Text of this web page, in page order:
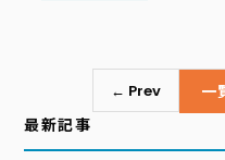
← Prev 一
最新記事